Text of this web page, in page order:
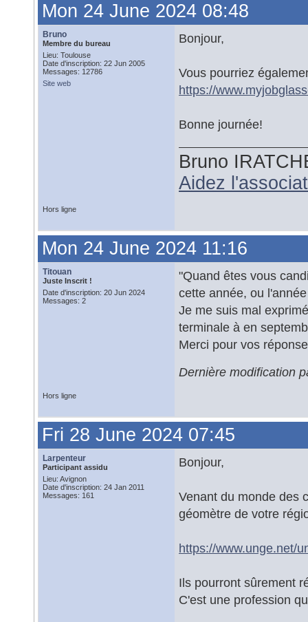
Mon 24 June 2024 08:48
Bruno
Membre du bureau
Lieu: Toulouse
Date d'inscription: 22 Jun 2005
Messages: 12786
Site web
Bonjour,
Vous pourriez
https://
Bonne journée!
Bruno
Aidez
Hors ligne
Mon 24 June 2024 11:16
Titouan
Juste Inscrit !
Date d'inscription: 20 Jun 2024
Messages: 2
"Quand êtes vous
cette année, ou
Je me suis mal
terminale à en
Merci pour vos
Dernière modification
Hors ligne
Fri 28 June 2024 07:45
Larpenteur
Participant assidu
Lieu: Avignon
Date d'inscription: 24 Jan 2011
Messages: 161
Bonjour,
Venant du monde des
géomètre de votre
https://www.unge.net/
Ils pourront sûrement
C'est une profession